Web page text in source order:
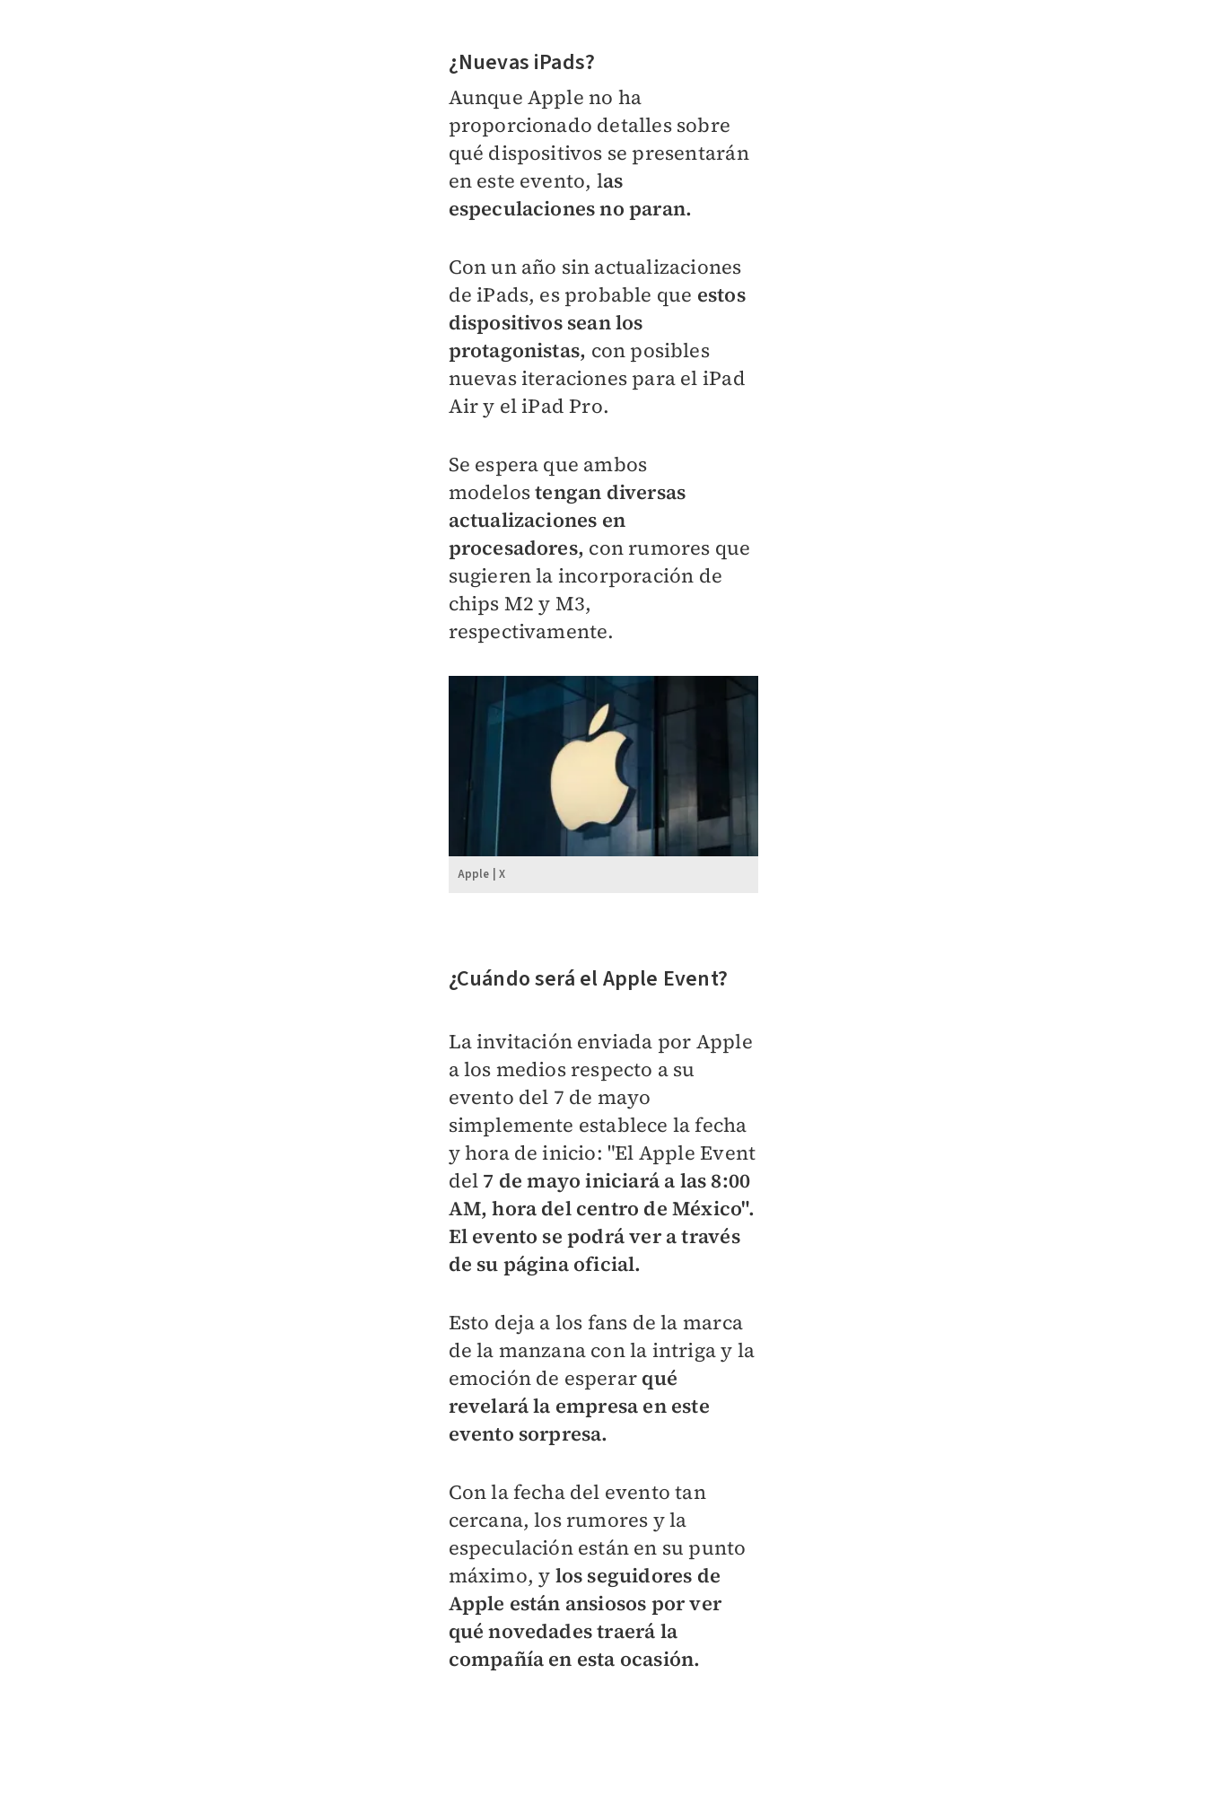
¿Nuevas iPads?
Aunque Apple no ha
proporcionado detalles sobre
qué dispositivos se presentarán
en este evento, las
especulaciones no paran.
Con un año sin actualizaciones
de iPads, es probable que estos
dispositivos sean los
protagonistas, con posibles
nuevas iteraciones para el iPad
Air y el iPad Pro.
Se espera que ambos
modelostengan diversas
actualizaciones en
procesadores, con rumores que
sugieren la incorporación de
chips M2 y M3,
respectivamente.
Apple | X
¿Cuándo será el Apple Event?
La invitación enviada por Apple
a los medios respecto a su
evento del 7 de mayo
simplemente establece la fecha
y hora de inicio: "El Apple Event
del 7 de mayo iniciará a las 8:00
AM, hora del centro de México".
El evento se podrá ver a través
de su página oficial.
Esto deja a los fans de la marca
de la manzana con la intriga y la
emoción de esperar qué
revelará la empresa en este
evento sorpresa.
Con la fecha del evento tan
cercana, los rumores y la
especulación están en su punto
máximo, y los seguidores de
Apple están ansiosos por ver
qué novedades traerá la
compañía en esta ocasión.